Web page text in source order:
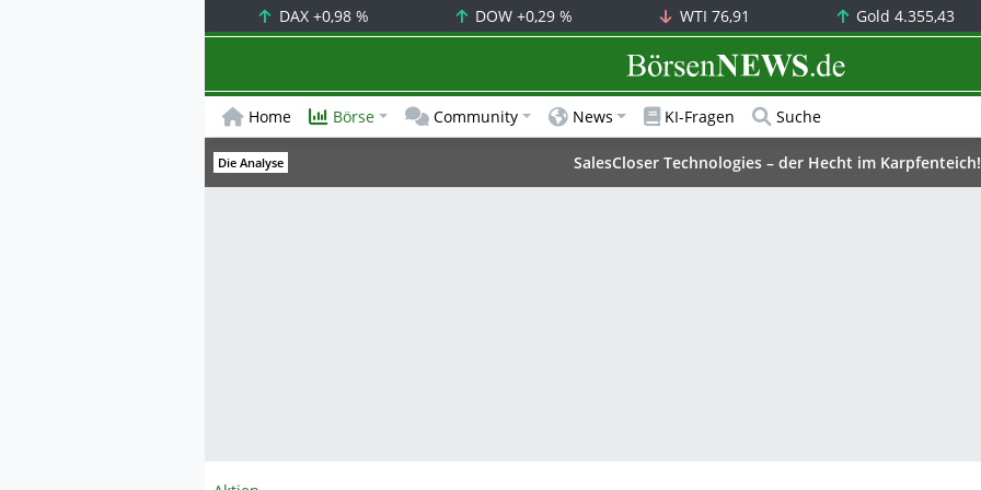
DAX +0,98 % DOW+0,29 % WTI 76,91 Gold4.355,43
BörsenNEWS.de
Home Börse Community News KI-Fragen Suche
Die Analyse SalesCloser Technologies – der Hecht im Karpfenteich!